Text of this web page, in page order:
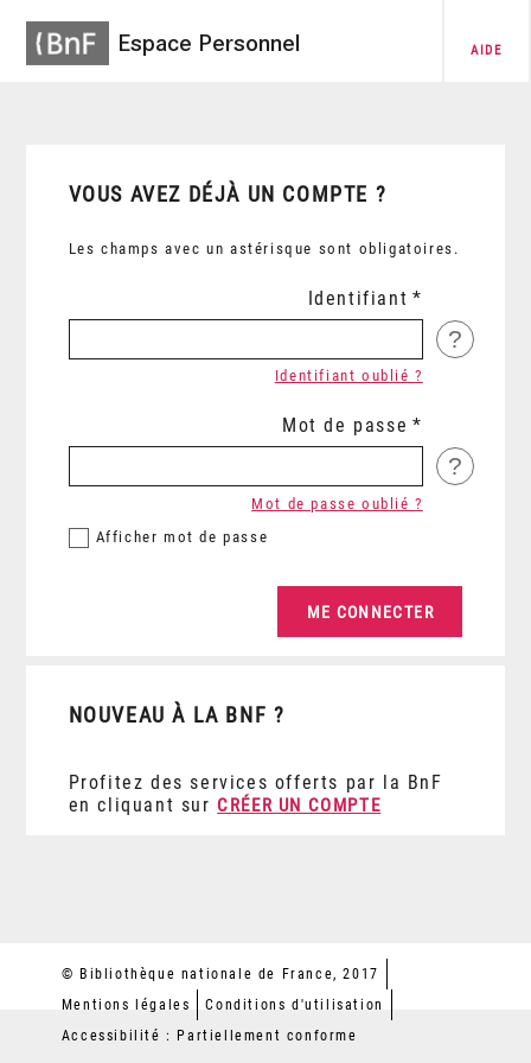
Espace Personnel AIDE
VOUS AVEZ DÉJÀ UN COMPTE ?
Les champs avec un astérisque sont obligatoires.
Identifiant
?
Identifiant oublié ?
Mot de passe
?
Afficher mot de passe
Mot de passe oublié ?
NOUVEAU À LA BNF ?
Profitez des services offerts par la BnF
en cliquant sur CRÉER UN COMPTE
© Bibliothèque nationale de France, 2017
Mentions légales
Conditions d'utilisation
Accessibilité : Partiellement conforme